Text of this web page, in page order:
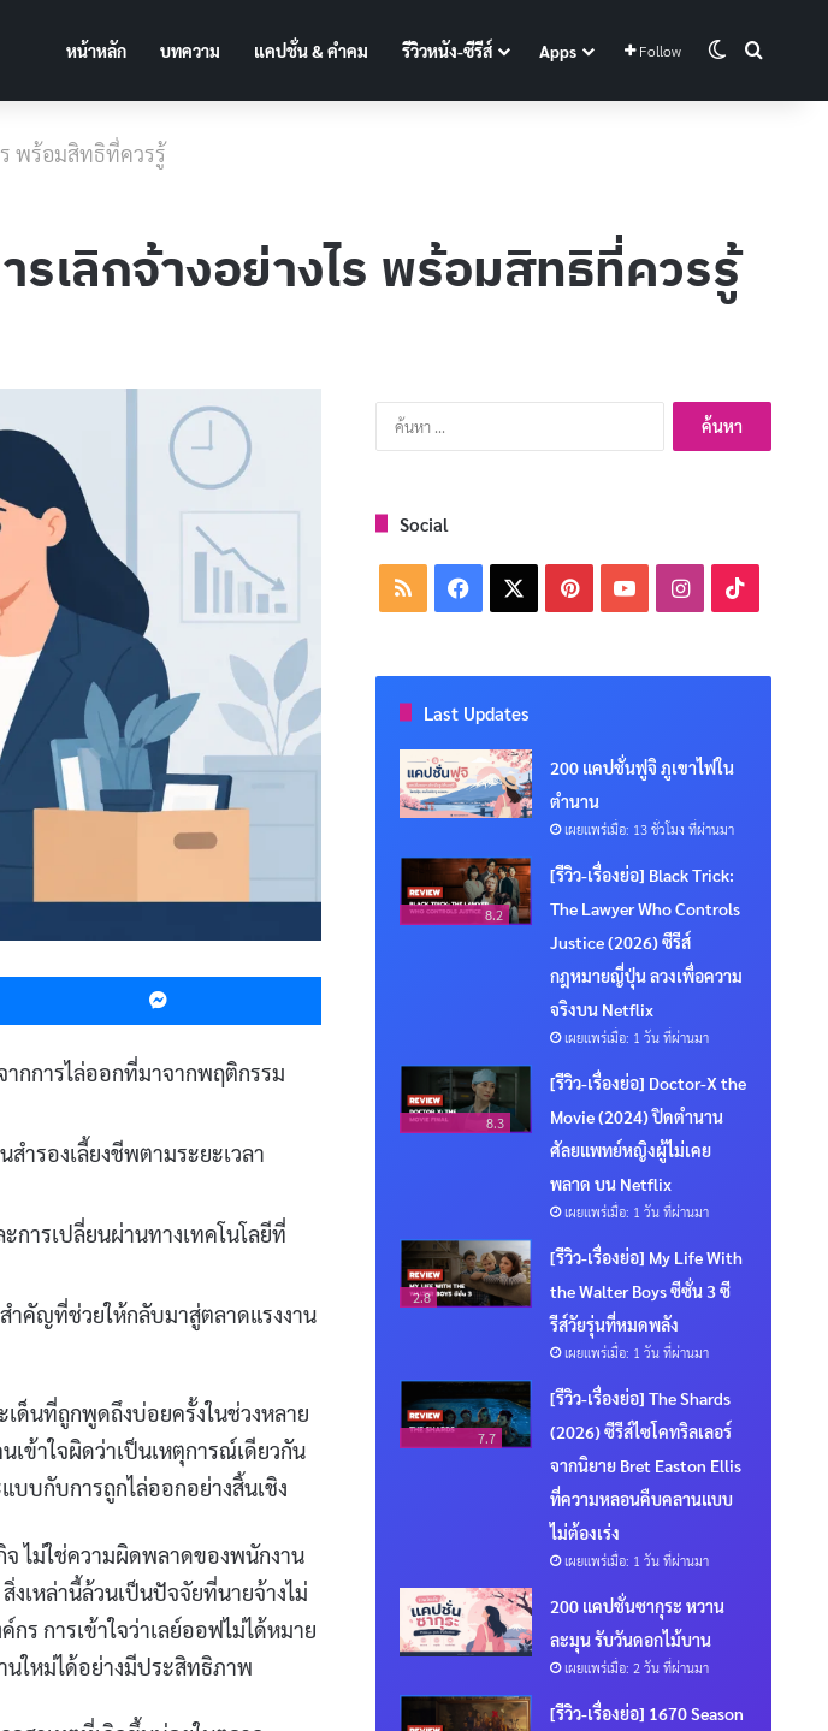
หน้าหลัก บทความ แคปชั่น & คำคม รีวิวหนัง-ซีรีส์ Apps Follow Switch skin
ร พร้อมสิทธิที่ควรรู้
เลิกจ้างอย่างไร พร้อมสิทธิที่ควรรู้
Messenger
ากการไล่ออกที่มาจากพฤติกรรม
ำรองเลี้ยงชีพตามระยะเวลา
การเปลี่ยนผ่านทางเทคโนโลยีที่
ำคัญที่ช่วยให้กลับมาสู่ตลาดแรงงาน
เด็นที่ถูกพูดถึงบ่อยครั้งในช่วงหลาย
ข้าใจผิดว่าเป็นเหตุการณ์เดียวกัน
บกับการถูกไล่ออกอย่างสิ้นเชิง
จ ไม่ใช่ความผิดพลาดของพนักงาน
งเหล่านี้ล้วนเป็นปัจจัยที่นายจ้างไม่
การเข้าใจว่าเลย์ออฟไม่ได้หมาย
นใหม่ได้อย่างมีประสิทธิภาพ
ค้นหา
สำหรับ:
Social
RSS Facebook PinterestYouTubeInstagram
Last Updates
200 แคปชั่นฟูจิ ภูเขาไฟใน
ตำนาน
เผยแพร่เมื่อ: 13 ชั่วโมง ที่ผ่านมา
8.2
[รีวิว-เรื่องย่อ] Black Trick:
The Lawyer Who Controls
Justice (2026) ซีรีส์
กฎหมายญี่ปุ่น ลวงเพื่อความ
จริงบน Netflix
เผยแพร่เมื่อ: 1 วัน ที่ผ่านมา
8.3
[รีวิว-เรื่องย่อ] Doctor-X the
Movie (2024) ปิดตำนาน
ศัลยแพทย์หญิงผู้ไม่เคย
พลาด บน Netflix
เผยแพร่เมื่อ: 1 วัน ที่ผ่านมา
2.8
[รีวิว-เรื่องย่อ] My Life With
the Walter Boys ซีซั่น 3 ซี
รีส์วัยรุ่นที่หมดพลัง
เผยแพร่เมื่อ: 1 วัน ที่ผ่านมา
7.7
[รีวิว-เรื่องย่อ] The Shards
(2026) ซีรีส์ไซโคทริลเลอร์
จากนิยาย Bret Easton Ellis
ที่ความหลอนคืบคลานแบบ
ไม่ต้องเร่ง
เผยแพร่เมื่อ: 1 วัน ที่ผ่านมา
200 แคปชั่นซากุระ หวาน
ละมุน รับวันดอกไม้บาน
เผยแพร่เมื่อ: 2 วัน ที่ผ่านมา
[รีวิว-เรื่องย่อ] 1670 Season